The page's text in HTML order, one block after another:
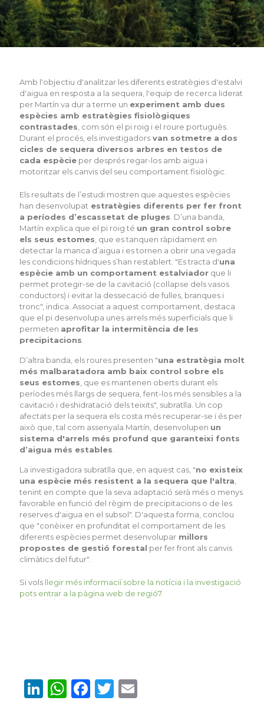
Amb l'objectiu d'analitzar les diferents estratègies d'estalvi
d'aigua en resposta a la sequera, l'equip de recerca liderat
per Martín va dur a terme un experiment amb dues
espècies amb estratègies fisiològiques
contrastades , com són el pi roig i el roure portuguès.
Durant el procés, els investigadors van sotmetre a dos
cicles de sequera diversos arbres en testos de
cada espècie per després regar-los amb aigua i
motoritzar els canvis del seu comportament fisiològic.
Els resultats de l’estudi mostren que aquestes espècies
han desenvolupat estratègies diferents per fer front
a períodes d’escassetat de pluges . D’una banda,
Martín explica que el pi roig té un gran control sobre
els seus estomes , que es tanquen ràpidament en
detectar la manca d’aigua i es tornen a obrir una vegada
les condicions hídriques s’han restablert. "Es tracta d'una
espècie amb un comportament estalviador que li
permet protegir-se de la cavitació (col·lapse dels vasos
conductors) i evitar la dessecació de fulles, branques i
tronc", indica. Associat a aquest comportament, destaca
que el pi desenvolupa unes arrels més superficials que li
permeten aprofitar la intermitència de les
precipitacions
D’altra banda, els roures presenten "una estratègia molt
més malbaratadora amb baix control sobre els
seus estomes , que es mantenen oberts durant els
períodes més llargs de sequera, fent-los més sensibles a la
cavitació i deshidratació dels teixits", subratlla. Un cop
afectats per la sequera els costa més recuperar-se i és per
això que, tal com assenyala Martín, desenvolupen un
sistema d'arrels més profund que garanteixi fonts
d’aigua més estables
La investigadora subratlla que, en aquest cas, "no existeix
una espècie més resistent a la sequera que l'altra
tenint en compte que la seva adaptació serà més o menys
favorable en funció del règim de precipitacions o de les
reserves d'aigua en el subsol". D'aquesta forma, conclou
que "conèixer en profunditat el comportament de les
diferents espècies permet desenvolupar millors
propostes de gestió forestal per fer front als canvis
climàtics del futur".
Si vols llegir més informacií sobre la notícia i la investigació
pots entrar a la pàgina web de regió7.
LinkedIn
WhatsApp
Facebook
Twitter
Email